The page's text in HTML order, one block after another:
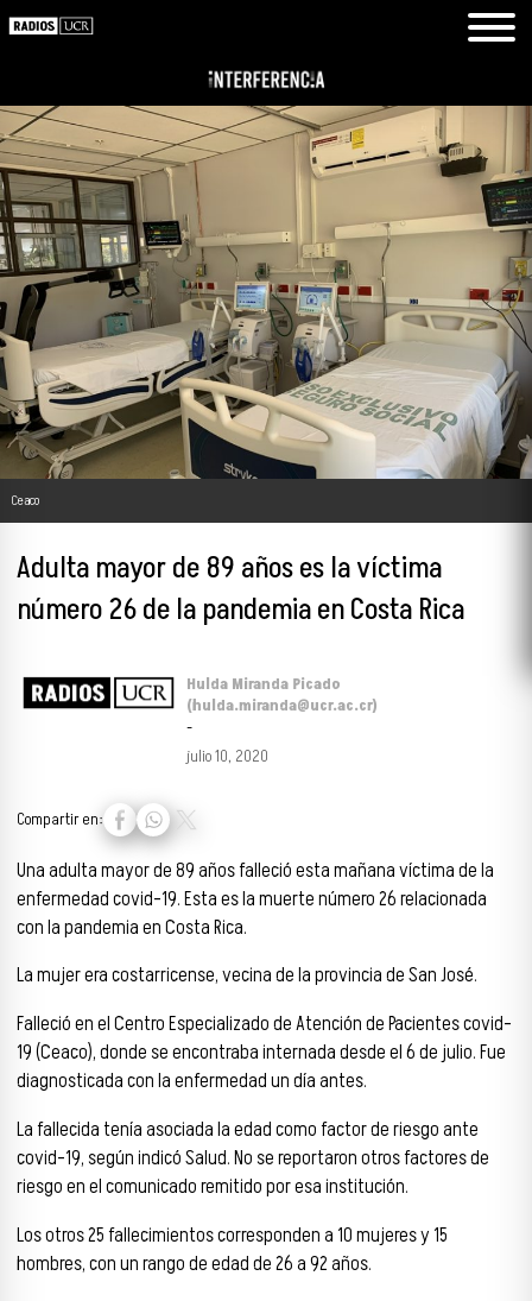
Ceaco
Adulta mayor de 89 años es la víctima
número 26 de la pandemia en Costa Rica
Hulda Miranda Picado
(hulda.miranda@ucr.ac.cr)
-
julio 10, 2020
Compartir en:
Una adulta mayor de 89 años falleció esta mañana víctima de la
enfermedad covid-19. Esta es la muerte número 26 relacionada
con la pandemia en Costa Rica.
La mujer era costarricense, vecina de la provincia de San José.
Falleció en el Centro Especializado de Atención de Pacientes covid-
19 (Ceaco), donde se encontraba internada desde el 6 de julio. Fue
diagnosticada con la enfermedad un día antes.
La fallecida tenía asociada la edad como factor de riesgo ante
covid-19, según indicó Salud. No se reportaron otros factores de
riesgo en el comunicado remitido por esa institución.
Los otros 25 fallecimientos corresponden a 10 mujeres y 15
hombres, con un rango de edad de 26 a 92 años.